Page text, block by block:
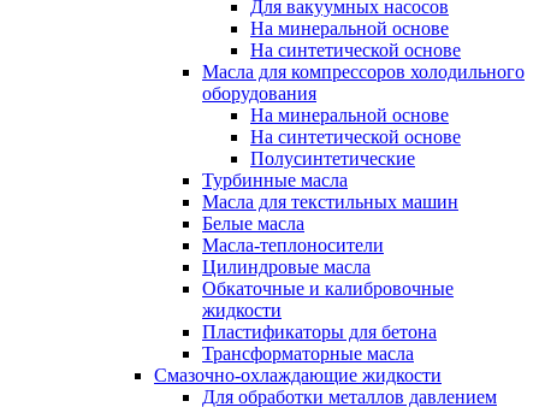
Для вакуумных насосов
На минеральной основе
На синтетической основе
Масла для компрессоров холодильного
оборудования
На минеральной основе
На синтетической основе
Полусинтетические
Турбинные масла
Масла для текстильных машин
Белые масла
Масла-теплоносители
Цилиндровые масла
Обкаточные и калибровочные
жидкости
Пластификаторы для бетона
Трансформаторные масла
Смазочно-охлаждающие жидкости
Для обработки металлов давлением